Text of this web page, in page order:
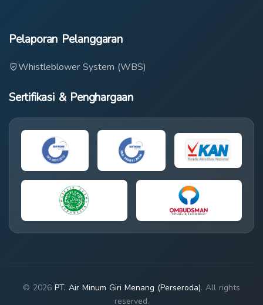
Pelaporan Pelanggaran
Whistleblower System (WBS)
Sertifikasi & Penghargaan
© 2026 PT. Air Minum Giri Menang (Perseroda). All rights
reserved.